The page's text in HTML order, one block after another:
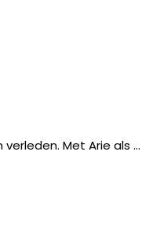
Met Arie als …